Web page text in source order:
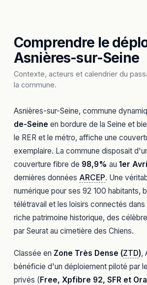
Comprendre le
Asnières-sur-Seine
Contexte, acteurs et calendrier du
la commune.
Asnières-sur-Seine, commune
de-Seine en bordure de la Seine et
le RER et le métro, affiche une
exemplaire. La commune disposait
couverture fibre de 98,9% au 1er
dernières données ARCEP. Une
numérique pour ses 92 100 habitants,
télétravail et les loisirs connectés
riche patrimoine historique, des
par Seurat au cimetière des Chiens.
Classée en Zone Très Dense (ZTD),
bénéficie d'un déploiement piloté par
privés (Free, Xpfibre 92, SFR et